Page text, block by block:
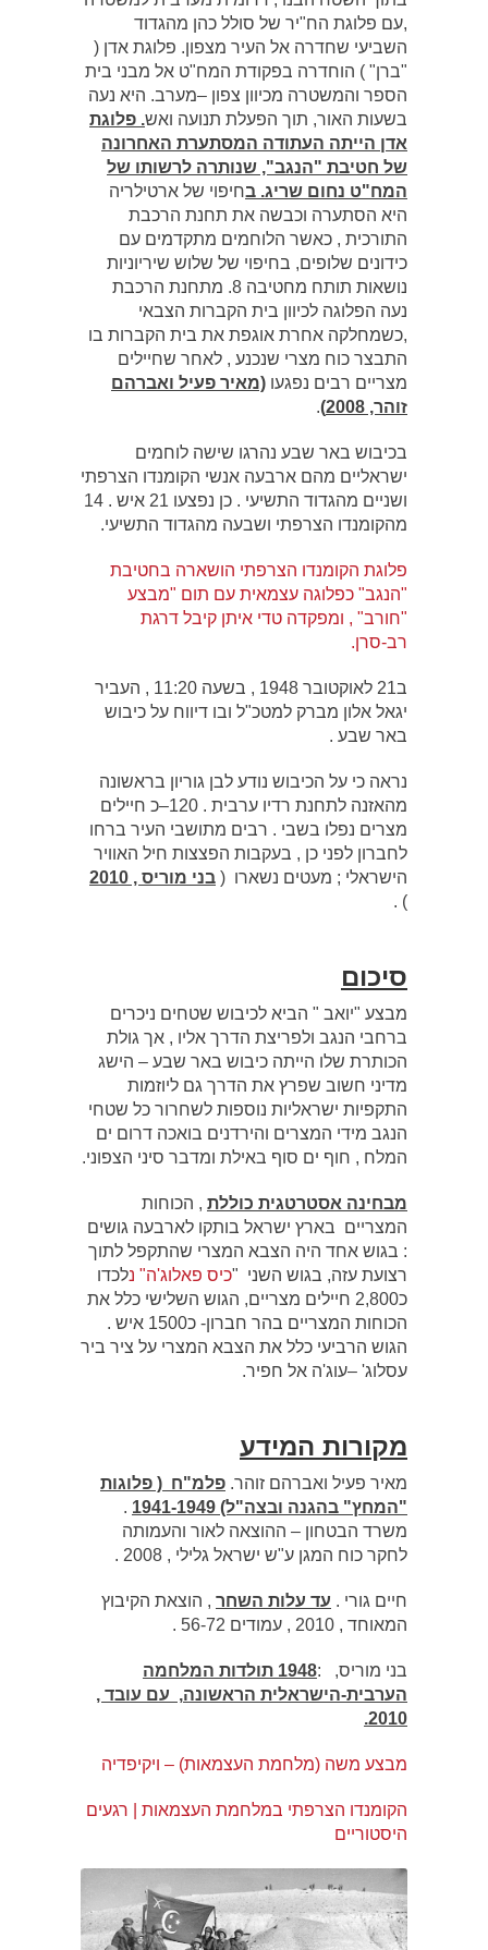
,עם פלוגת הח"יר של סולל כהן מהגדוד
השביעי שחדרה אל העיר מצפון. פלוגת אדן (
"ברן" ) הוחדרה בפקודת המח"ט אל מבני בית
הספר והמשטרה מכיוון צפון –מערב. היא נעה
בשעות האור, תוך הפעלת תנועה ואש. פלוגת
אדן הייתה העתודה המסתערת האחרונה
של חטיבת "הנגב", שנותרה לרשותו של
המח"ט נחום שריג. בחיפוי של ארטילריה
היא הסתערה וכבשה את תחנת הרכבת
התורכית , כאשר הלוחמים מתקדמים עם
כידונים שלופים, בחיפוי של שלוש שיריוניות
נושאות תותח מחטיבה 8. מתחנת הרכבת
נעה הפלוגה לכיוון בית הקברות הצבאי
,כשמחלקה אחרת אוגפת את בית הקברות בו
התבצר כוח מצרי שנכנע , לאחר שחיילים
מצריים רבים נפגעו (מאיר פעיל ואברהם
זוהר, 2008)
.
בכיבוש באר שבע נהרגו שישה לוחמים
ישראליים מהם ארבעה אנשי הקומנדו הצרפתי
ושניים מהגדוד התשיעי . כן נפצעו 21 איש . 14
מהקומנדו הצרפתי ושבעה מהגדוד התשיעי.
פלוגת הקומנדו הצרפתי הושארה בחטיבת
"הנגב" כפלוגה עצמאית עם תום "מבצע
"חורב" , ומפקדה טדי איתן קיבל דרגת
רב-סרן.
ב21 לאוקטובר 1948 , בשעה 11:20 , העביר
יגאל אלון מברק למטכ"ל ובו דיווח על כיבוש
באר שבע .
נראה כי על הכיבוש נודע לבן גוריון בראשונה
מהאזנה לתחנת רדיו ערבית . 120–כ חיילים
מצרים נפלו בשבי . רבים מתושבי העיר ברחו
לחברון לפני כן , בעקבות הפצצות חיל האוויר
הישראלי ; מעטים נשארו ( בני מוריס , 2010
) .
סיכום
מבצע "יואב " הביא לכיבוש שטחים ניכרים
ברחבי הנגב ולפריצת הדרך אליו , אך גולת
הכותרת שלו הייתה כיבוש באר שבע – הישג
מדיני חשוב שפרץ את הדרך גם ליוזמות
התקפיות ישראליות נוספות לשחרור כל שטחי
הנגב מידי המצרים והירדנים בואכה דרום ים
המלח , חוף ים סוף באילת ומדבר סיני הצפוני.
מבחינה אסטרטגית כוללת , הכוחות
המצריים בארץ ישראל בותקו לארבעה גושים
: בגוש אחד היה הצבא המצרי שהתקפל לתוך
רצועת עזה, בגוש השני "כיס פאלוג'ה" נלכדו
כ2,800 חיילים מצריים, הגוש השלישי כלל את
הכוחות המצריים בהר חברון- כ1500 איש .
הגוש הרביעי כלל את הצבא המצרי על ציר ביר
עסלוג' –עוג'ה אל חפיר.
מקורות המידע
מאיר פעיל ואברהם זוהר. פלמ"ח ( פלוגות
"המחץ" בהגנה ובצה"ל) 1941-1949
.
משרד הבטחון – ההוצאה לאור והעמותה
לחקר כוח המגן ע"ש ישראל גלילי , 2008 .
חיים גורי . עד עלות השחר , הוצאת הקיבוץ
המאוחד , 2010 , עמודים 56-72 .
בני מוריס, :1948 תולדות המלחמה
הערבית-הישראלית הראשונה, עם עובד ,
2010.
מבצע משה (מלחמת העצמאות) – ויקיפדיה
הקומנדו הצרפתי במלחמת העצמאות | רגעים
היסטוריים